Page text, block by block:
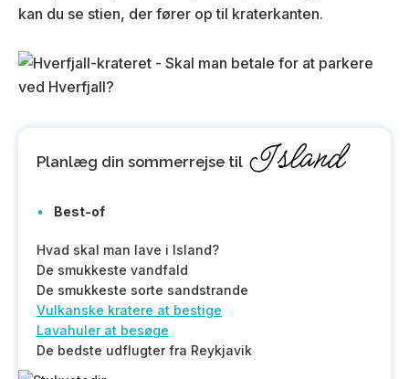
kan du se stien, der fører op til kraterkanten.
Planlæg din sommerrejse til Island
Best-of
Hvad skal man lave i Island?
De smukkeste vandfald
De smukkeste sorte sandstrande
Vulkanske kratere at bestige
Lavahuler at besøge
De bedste udflugter fra Reykjavik